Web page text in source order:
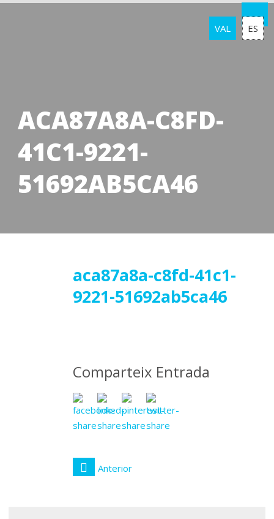
VAL ES
ACA87A8A-C8FD-
41C1-9221-
51692AB5CA46
aca87a8a-c8fd-41c1-
9221-51692ab5ca46
Comparteix Entrada
Anterior